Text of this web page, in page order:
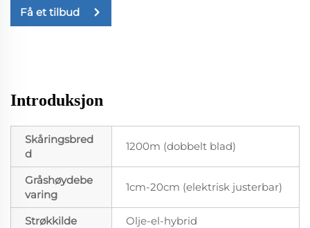
Få et tilbud
Introduksjon
Skåringsbred
d
1200m (dobbelt blad)
Gråshøydebe
varing
1cm-20cm (elektrisk justerbar)
Strøkkilde
Olje-el-hybrid